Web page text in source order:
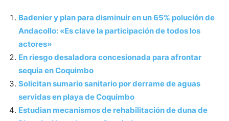
Badenier y plan para disminuir en un 65% polución de
Andacollo: «Es clave la participación de todos los
actores»
En riesgo desaladora concesionada para afrontar
sequía en Coquimbo
Solicitan sumario sanitario por derrame de aguas
servidas en playa de Coquimbo
Estudian mecanismos de rehabilitación de duna de